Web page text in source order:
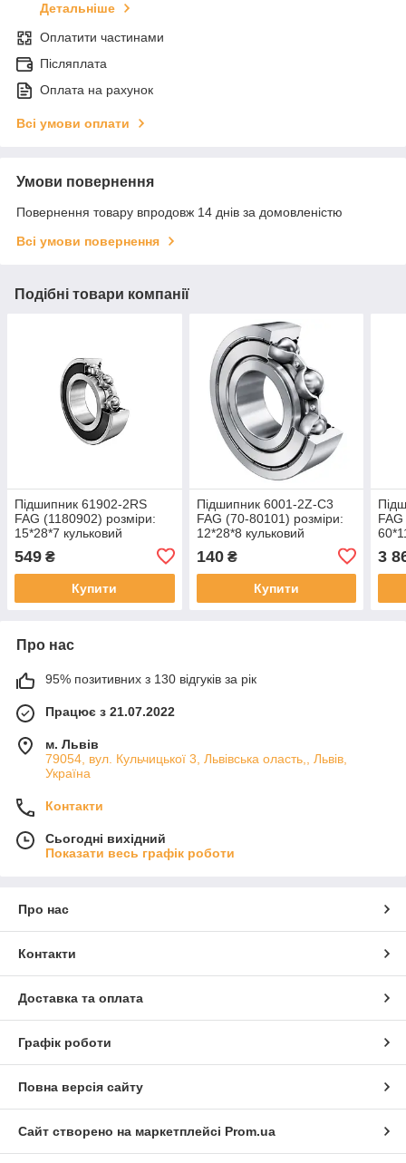
Детальніше
Оплатити частинами
Післяплата
Оплата на рахунок
Всі умови оплати
Умови повернення
Повернення товару впродовж 14 днів за домовленістю
Всі умови повернення
Подібні товари компанії
Підшипник 61902-2RS
FAG (1180902) розміри:
15*28*7 кульковий
549 ₴
Купити
Підшипник 6001-2Z-C3
FAG (70-80101) розміри:
12*28*8 кульковий
140₴
Купити
3
Про нас
95% позитивних з 130 відгуків за рік
Працює з 21.07.2022
м. Львів
79054, вул. Кульчицької 3, Львівська оласть,, Львів,
Україна
Контакти
Сьогодні вихідний
Показати весь графік роботи
Про нас
Контакти
Доставка та оплата
Графік роботи
Повна версія сайту
Сайт створено на маркетплейсі Prom.ua